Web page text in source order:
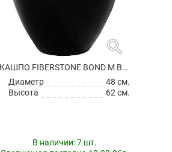
search
КАШПО FIBERSTONE BOND M BLACK
Диаметр
48 см.
Высота
62 см.
В наличии:7 шт.